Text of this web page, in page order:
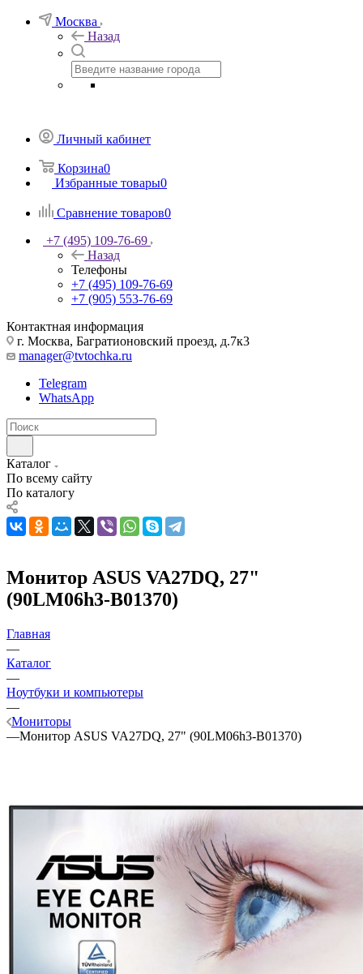
Москва
Назад
Личный кабинет
Корзина0
Избранные товары0
Сравнение товаров0
+7 (495) 109-76-69
Назад
Телефоны
+7 (495) 109-76-69
+7 (905) 553-76-69
Контактная информация
г. Москва, Багратионовский проезд, д.7к3
manager@tvtochka.ru
Telegram
WhatsApp
Каталог
По всему сайту
По каталогу
Монитор ASUS VA27DQ, 27"
(90LM06h3-B01370)
Главная
—
Каталог
—
Ноутбуки и компьютеры
—
Мониторы
—Монитор ASUS VA27DQ, 27" (90LM06h3-B01370)